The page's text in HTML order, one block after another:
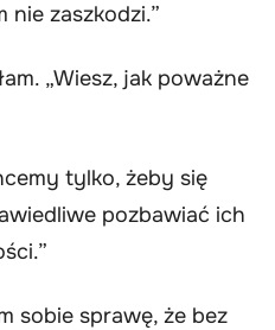
nie zaszkodzi.”
„Wiesz, jak poważne
tylko, żeby się
pozbawiać ich
sobie sprawę, że bez